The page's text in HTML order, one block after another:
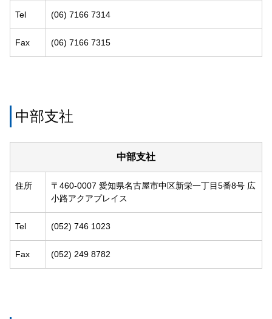
Tel (06) 7166 7314
Fax (06) 7166 7315
中部支社
中部支社
住所
〒460-0007 愛知県名古屋市中区新栄一丁目5番8号 広
小路アクアプレイス
Tel (052) 746 1023
Fax (052) 249 8782